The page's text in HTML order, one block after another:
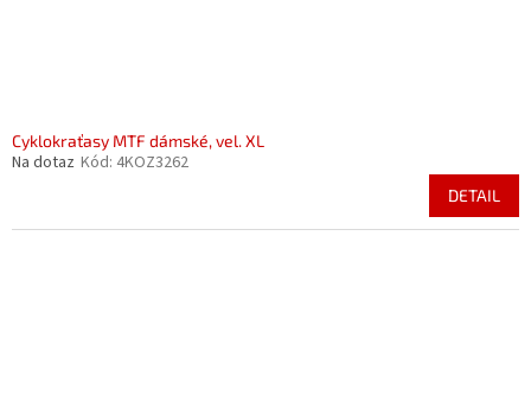
Cyklokraťasy MTF dámské, vel. XL
Na dotaz Kód: 4KOZ3262
DETAIL